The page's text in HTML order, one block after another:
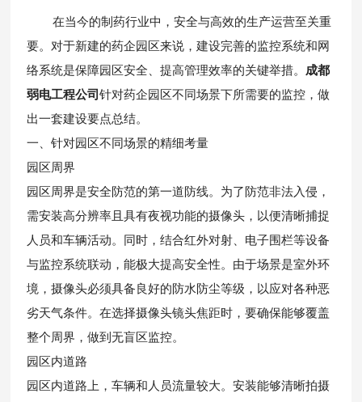
在当今的制药行业中，安全与高效的生产运营至关重
要。对于新建的药企园区来说，建设完善的监控系统和网
络系统是保障园区安全、提高管理效率的关键举措。 成都
弱电工程公司针对药企园区不同场景下所需要的监控，做
出一套建设要点总结。
一、针对园区不同场景的精细考量
园区周界
园区周界是安全防范的第一道防线。为了防范非法入侵，
需安装高分辨率且具有夜视功能的摄像头，以便清晰捕捉
人员和车辆活动。同时，结合红外对射、电子围栏等设备
与监控系统联动，能极大提高安全性。由于场景是室外环
境，摄像头必须具备良好的防水防尘等级，以应对各种恶
劣天气条件。在选择摄像头镜头焦距时，要确保能够覆盖
整个周界，做到无盲区监控。
园区内道路
园区内道路上，车辆和人员流量较大。安装能够清晰拍摄